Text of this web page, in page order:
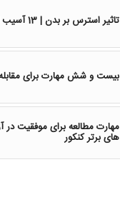
تاثیر استرس بر بدن | 13 آسیب استرس و فکر زیاد
بیست و شش مهارت برای
مهارت مطالعه برای موفقیت در
های برتر کنکور